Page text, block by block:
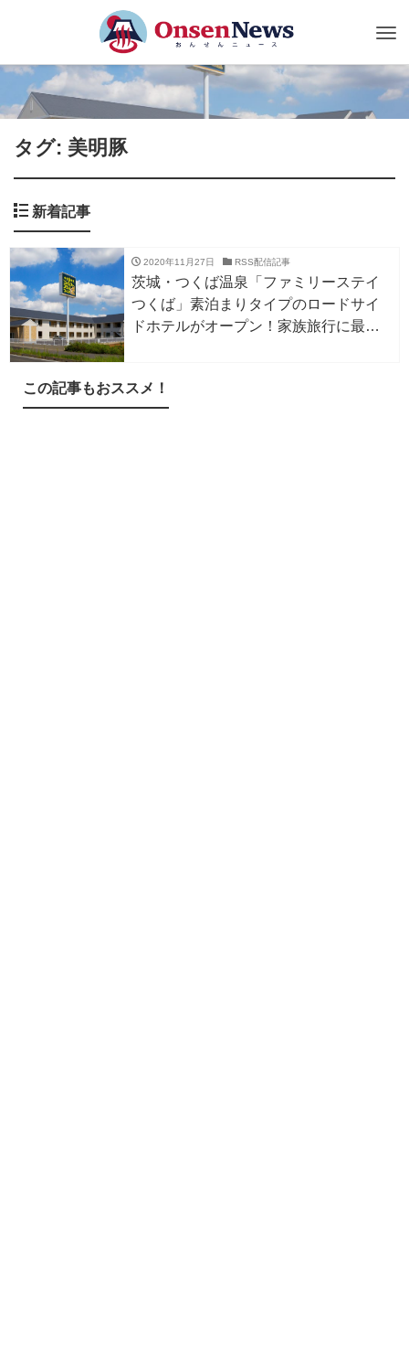
タグ: 美明豚
新着記事
2020年11月27日 RSS配信記事
茨城・つくば温泉「ファミリーステイ
つくば」素泊まりタイプのロードサイ
ドホテルがオープン！家族旅行に最
この記事もおススメ！